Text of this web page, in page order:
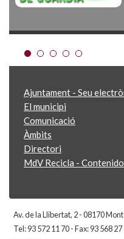
Ajuntament - Seu
El municipi
Comunicació
Àmbits
Directori
MdV Recicla -
Av. de la Llibertat, 2 - 08170
Tel: 93 572 11 70 - Fax: 93 568